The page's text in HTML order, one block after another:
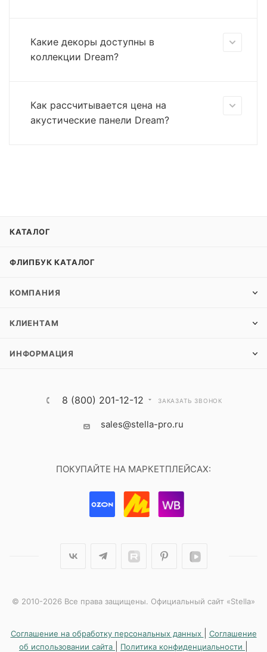
Какие декоры доступны в
коллекции Dream?
Как рассчитывается цена на
акустические панели Dream?
КАТАЛОГ
ФЛИПБУК КАТАЛОГ
КОМПАНИЯ
КЛИЕНТАМ
ИНФОРМАЦИЯ
8 (800) 201-12-12 ЗАКАЗАТЬ ЗВОНОК
sales@stella-pro.ru
ПОКУПАЙТЕ НА МАРКЕТПЛЕЙСАХ:
© 2010-2026 Все права защищены. Официальный сайт «Stella»
Соглашение на обработку персональных данных
Соглашение
об использовании сайта
Политика конфиденциальности